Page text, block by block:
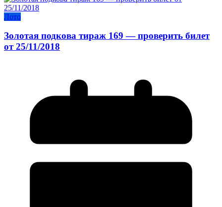
Лото
Золотая подкова тираж 169 — проверить билет
от 25/11/2018